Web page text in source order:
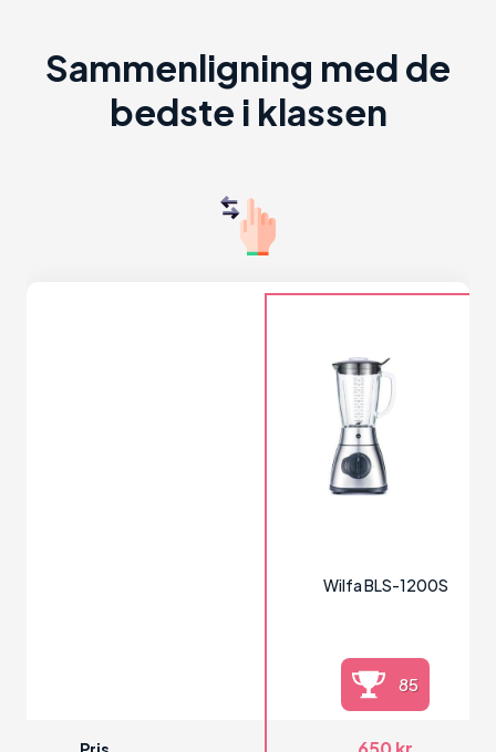
Sammenligning med de
bedste i klassen
Wilfa BLS-1200S
85